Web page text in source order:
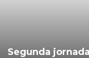
Segunda